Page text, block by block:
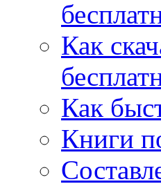
Как
Как
Книги